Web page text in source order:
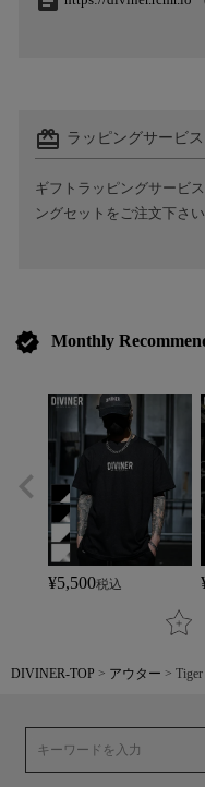
card_giftcard ラッピングサービ
ギフトラッピングサービ
ングセットをご注文下さい
verified Monthly
¥5,500税込
DIVINER-TOP アウター Tiger